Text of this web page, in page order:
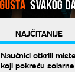
NAJČITANIJE
Naučnici otkrili
koji pokreću